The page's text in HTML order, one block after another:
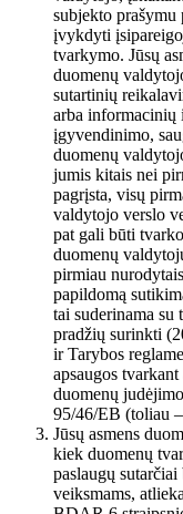
subjekto prašymu
įvykdyti
tvarkymo. Jūsų
duomenų
sutartinių
arba informacinių
įgyvendinimo,
duomenų
jumis kitais nei
pagrįsta, visų
valdytojo verslo
pat gali būti
duomenų
pirmiau
papildomą
tai suderinama su
pradžių surinkti
ir Tarybos
apsaugos
duomenų
95/46/EB (toliau
Jūsų asmens
kiek duomenų
paslaugų
veiksmams,